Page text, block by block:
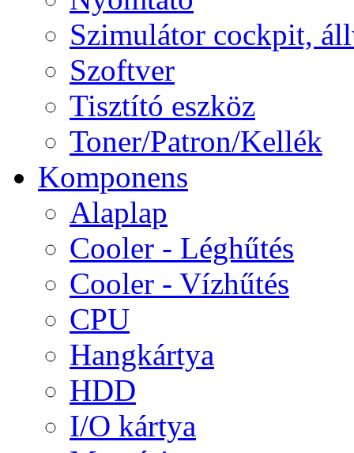
Szimulátor cockpit,
Szoftver
Tisztító eszköz
Toner/Patron/Kellék
Komponens
Alaplap
Cooler - Léghűtés
Cooler - Vízhűtés
CPU
Hangkártya
HDD
I/O kártya